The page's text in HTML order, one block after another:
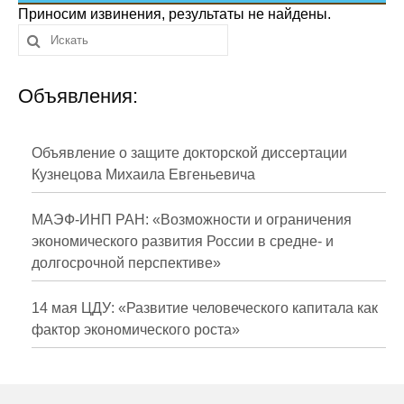
Сотрудники
Отчетность
Противодействие коррупции
Публикации
Научная жизнь
Издания
Проблемы прогнозирования
О журнале
Приносим извинения, результаты не найдены.
Объявления:
Объявление о защите докторской диссертации
Кузнецова Михаила Евгеньевича
МАЭФ-ИНП РАН: «Возможности и ограничения
экономического развития России в средне- и
долгосрочной перспективе»
14 мая ЦДУ: «Развитие человеческого капитала как
фактор экономического роста»